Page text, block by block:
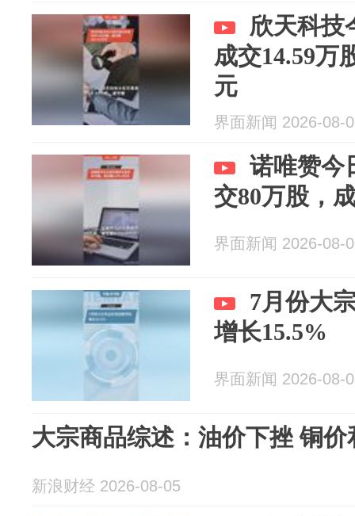
欣天科技
成交14.59万
元
界面新闻 2026-08-
诺唯赞今
交80万股，
界面新闻 2026-08-
7月份大
增长15.5%
界面新闻 2026-08-
大宗商品综述：油价下挫 铜价
新浪财经 2026-08-05